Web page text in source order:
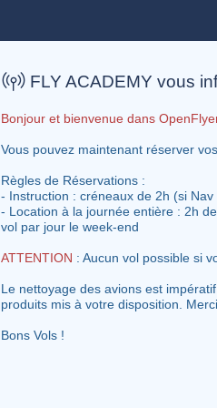
FLY ACADEMY vous
Bonjour et bienvenue dans
Vous pouvez maintenant réserver
Règles de Réservations :
- Instruction : créneaux de 2h (si Nav
- Location à la journée entière : 2h
vol par jour le week-end
ATTENTION : Aucun vol possible si
Le nettoyage des avions est
produits mis à votre disposition. Merci
Bons Vols !